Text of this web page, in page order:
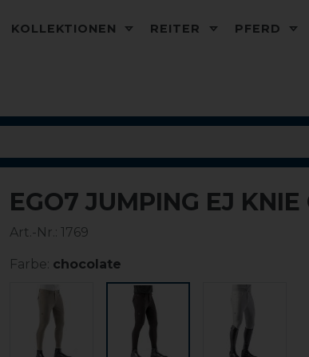
KOLLEKTIONEN REITER PFERD
EGO7 JUMPING EJ KNIE
Art.-Nr.: 1769
Farbe: chocolate